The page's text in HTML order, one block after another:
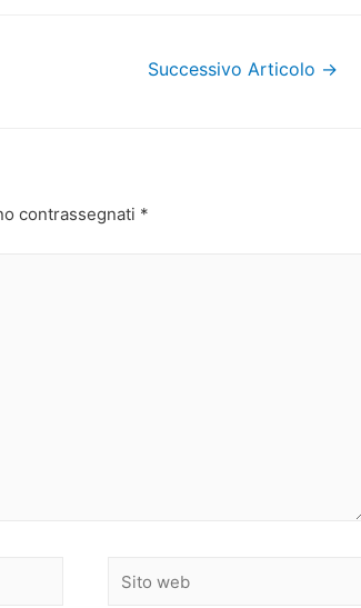
Successivo Articolo →
contrassegnati *
Sito